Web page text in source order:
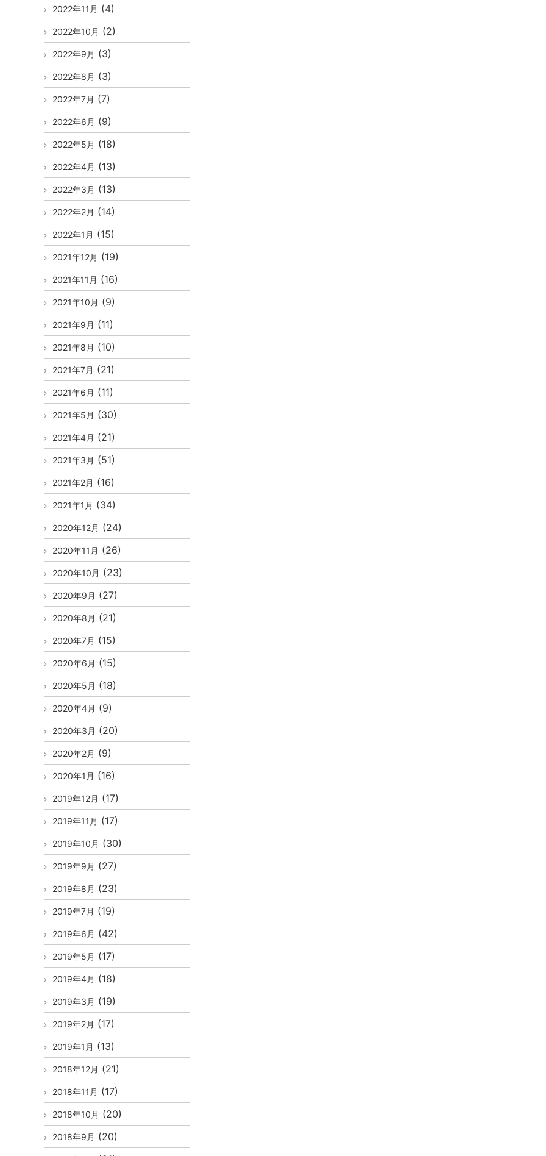
2022年11月 (4)
2022年10月 (2)
2022年9月 (3)
2022年8月 (3)
2022年7月 (7)
2022年6月 (9)
2022年5月 (18)
2022年4月 (13)
2022年3月 (13)
2022年2月 (14)
2022年1月 (15)
2021年12月 (19)
2021年11月 (16)
2021年10月 (9)
2021年9月 (11)
2021年8月 (10)
2021年7月 (21)
2021年6月 (11)
2021年5月 (30)
2021年4月 (21)
2021年3月 (51)
2021年2月 (16)
2021年1月 (34)
2020年12月 (24)
2020年11月 (26)
2020年10月 (23)
2020年9月 (27)
2020年8月 (21)
2020年7月 (15)
2020年6月 (15)
2020年5月 (18)
2020年4月 (9)
2020年3月 (20)
2020年2月 (9)
2020年1月 (16)
2019年12月 (17)
2019年11月 (17)
2019年10月 (30)
2019年9月 (27)
2019年8月 (23)
2019年7月 (19)
2019年6月 (42)
2019年5月 (17)
2019年4月 (18)
2019年3月 (19)
2019年2月 (17)
2019年1月 (13)
2018年12月 (21)
2018年11月 (17)
2018年10月 (20)
2018年9月 (20)